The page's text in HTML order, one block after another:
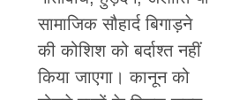
सामाजिक सौहार्द बिगाड़ने
की कोशिश को बर्दाश्त नहीं
किया जाएगा। कानून को